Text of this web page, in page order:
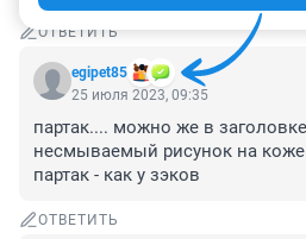
ОТВЕТИТЬ
egipet85
25 июля 2023, 09:35
партак.... можно же в
несмываемый рисунок на
партак - как у зэков
ОТВЕТИТЬ